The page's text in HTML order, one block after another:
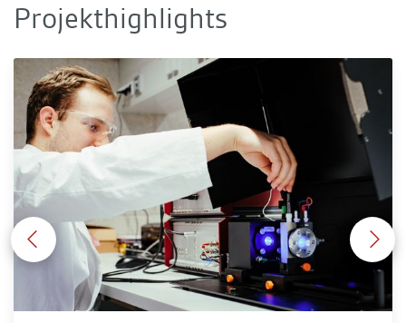
Projekthighlights
LiSea